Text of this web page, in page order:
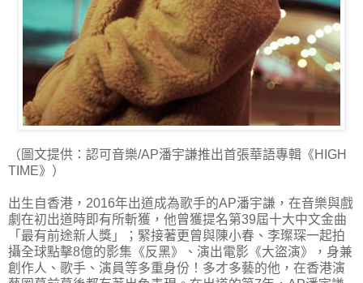
（圖文提供：認可音樂/AP潘宇謙推出首張華語專輯《HIGH
TIME》）
出生自香港，2016年出道成為歌手的AP潘宇謙，在音樂與戲
劇在初出道時即有所斬獲，他曾獲提名第39屆十大中文金曲
「最有前途新人獎」；緊接著更曾與陳小春、李璨琛一起拍
攝全球點擊8億的影集《反黑》、演出電影《大盜演》，身兼
創作人、歌手、演員等多重身份！多才多藝的他，在香港演